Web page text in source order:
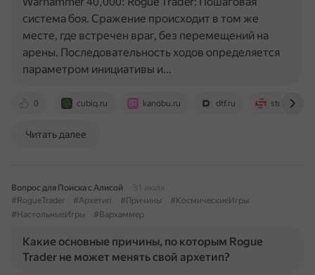
0 cubiq.ru kanobu.ru dtf.ru
система боя. Сражение происходит в том же
месте, где встречен враг, без перемещений на
арены. Последовательность ходов определяется
параметром инициативы и…
Читать далее
Вопрос для Поиска с Алисой
31 июля
#RogueTrader
#Архетип #Причины
#КосмическиеИгры
#НастольныеИгры
#Вархаммер
Какие основные причины, по которым Rogue
Trader не может менять свой архетип?